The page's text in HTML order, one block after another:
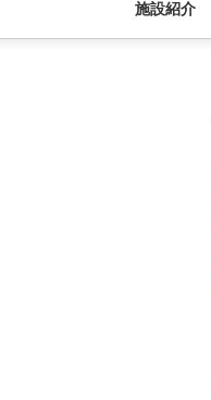
施設紹介